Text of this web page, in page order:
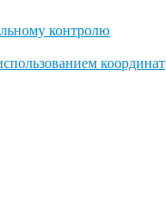
контролю
координат